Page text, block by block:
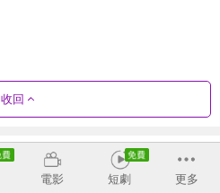
收回
反序
電影 短劇 更多